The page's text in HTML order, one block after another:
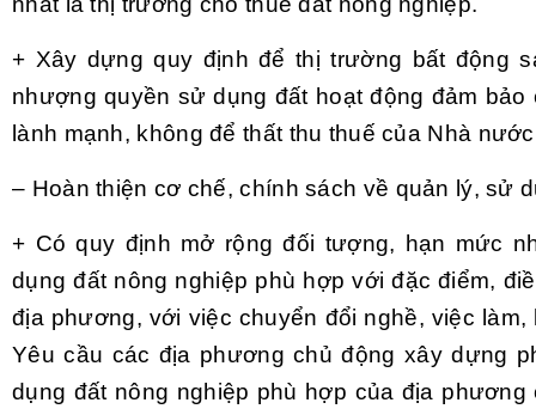
+ Xây dựng quy định để thị trường bất động
nhượng quyền sử dụng đất hoạt động đảm bảo
lành mạnh, không để thất thu thuế của Nhà
– Hoàn thiện cơ chế, chính sách về quản lý, sử
+ Có quy định mở rộng đối tượng, hạn mức
dụng đất nông nghiệp phù hợp với đặc điểm,
địa phương, với việc chuyển đổi nghề, việc
Yêu cầu các địa phương chủ động xây dựng
dụng đất nông nghiệp phù hợp của địa